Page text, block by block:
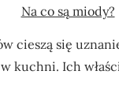
Na co są miody?
cieszą się
kuchni. Ich